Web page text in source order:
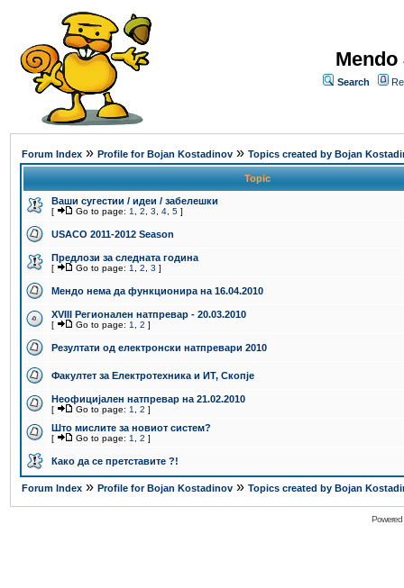
Search
Forum Index » Profile for Bojan Kostadinov » Topics created by Bojan
Topic
Ваши сугестии / идеи / забелешки
[ Go to page: 1 2 3 4 5 ]
USACO 2011-2012 Season
Предлози за следната година
[ Go to page: 1 2 3 ]
Мендо нема да функционира на 16.04.2010
XVIII Регионален натпревар - 20.03.2010
[ Go to page: 1 2 ]
Резултати од електронски натпревари 2010
Факултет за Електротехника и ИТ, Скопје
Неофицијален натпревар на 21.02.2010
[ Go to page: 1 2 ]
Што мислите за новиот систем?
[ Go to page: 1 2 ]
Како да се претставите ?!
Forum Index » Profile for Bojan Kostadinov » Topics created by Bojan